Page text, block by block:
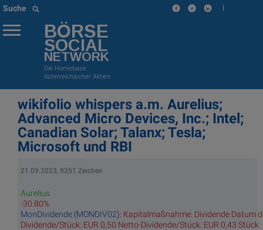
Suche |
BÖRSE
SOCIAL
NETWORK
Die Homebase
österreichischer Aktien
wikifolio whispers a.m. Aurelius;
Advanced Micro Devices, Inc.; Intel;
Canadian Solar; Talanx; Tesla;
Microsoft und RBI
21.09.2023, 9351 Zeichen
Aurelius
-30.80%
MonDividende (MONDIV02): Kapitalmaßnahme: Dividende Datum
Dividende/Stück: EUR 0,50 Netto-Dividende/Stück: EUR 0,43